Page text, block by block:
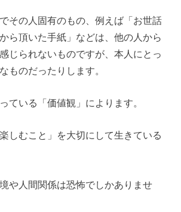
その人固有のもの、例えば「お世話
ら頂いた手紙」などは、他の人から
じられないものですが、本人にとっ
ものだったりします。
ている「価値観」によります。
しむこと」を大切にして生きている
や人間関係は恐怖でしかありませ